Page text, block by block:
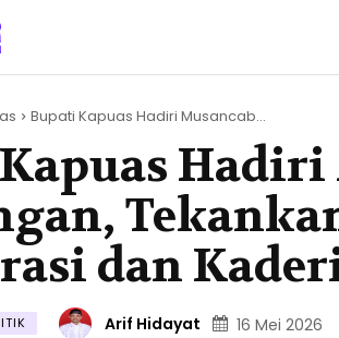
Bupati Kapuas Hadiri Musancab...
Hadiri
dan
Arif Hidayat 16 Mei 2026